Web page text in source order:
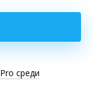
среди